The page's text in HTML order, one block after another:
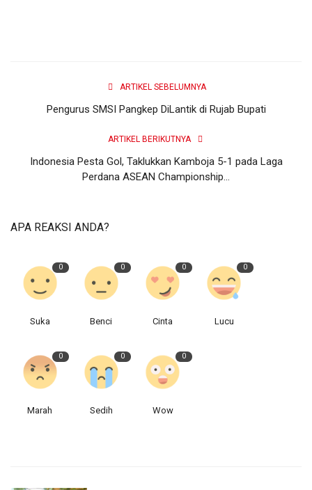
ARTIKEL SEBELUMNYA
Pengurus SMSI Pangkep DiLantik di Rujab Bupati
ARTIKEL BERIKUTNYA
Indonesia Pesta Gol, Taklukkan Kamboja 5-1 pada Laga
Perdana ASEAN Championship...
APA REAKSI ANDA?
0
Suka
0
Benci
0
Cinta
0
Lucu
0
Marah
0
Sedih
0
Wow